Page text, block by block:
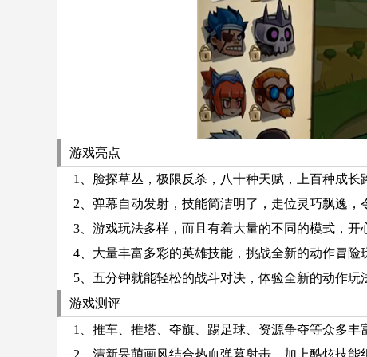
游戏亮点
1、脸探草丛，极限反杀，八十种天赋，上百种成长
2、弹幕自动发射，技能简洁明了，走位灵巧飘逸，
3、游戏玩法多样，而且有着大量的不同的模式，开
4、大量丰富多彩的英雄技能，挑战全新的动作冒险
5、五分钟就能轻松的战斗对决，体验全新的动作玩
游戏测评
1、推车、推塔、夺旗、踢足球、资源争夺等众多丰
2、清新呆萌画风结合热血弹幕射击，加上酷炫技能